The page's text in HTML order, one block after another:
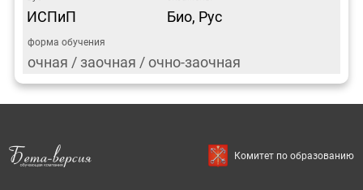
ИСПиП Био, Рус
очная / заочная / очно-заочная
Комитет по образованию